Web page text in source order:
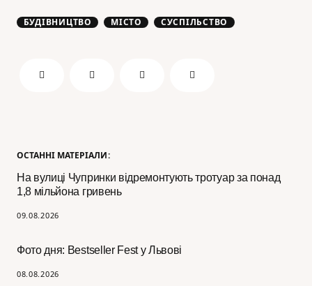
ОСТАННІ МАТЕРІАЛИ:
На вулиці Чупринки відремонтують тротуар за понад
1,8 мільйона гривень
09.08.2026
Фото дня: Bestseller Fest у Львові
08.08.2026
БУДІВНИЦТВО МІСТО СУСПІЛЬСТВО